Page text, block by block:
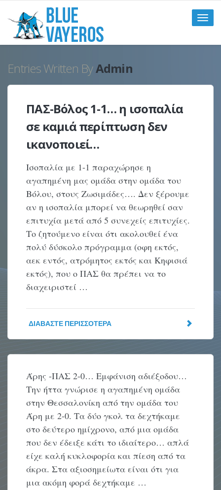
Toggle
Entries Written ByAdmin
ΠΑΣ-Βόλος 1-1… η ισοπαλία
σε καμιά περίπτωση δεν
ικανοποιεί…
Ισοπαλία με 1-1 παραχώρησε η
αγαπημένη μας ομάδα στην ομάδα του
Βόλου, στους Ζωσιμάδες…. Δεν ξέρουμε
αν η ισοπαλία μπορεί να θεωρηθεί σαν
επιτυχία μετά από 5 συνεχείς επιτυχίες.
Το ζητούμενο είναι ότι ακολουθεί ένα
πολύ δύσκολο πρόγραμμα (οφη εκτός,
αεκ εντός, ατρόμητος εκτός και Κηφισιά
εκτός), που ο ΠΑΣ θα πρέπει να το
διαχειριστεί …
ΔΙΑΒΆΣΤΕ ΠΕΡΙΣΣΌΤΕΡΑ
Άρης -ΠΑΣ 2-0… Εμφάνιση αδιέξοδου…
Την ήττα γνώρισε η αγαπημένη ομάδα
στην Θεσσαλονίκη από την ομάδα του
Άρη με 2-0. Τα δύο γκολ τα δεχτήκαμε
στο δεύτερο ημίχρονο, από μια ομάδα
που δεν έδειξε κάτι το ιδιαίτερο… απλά
είχε καλή κυκλοφορία και πίεση από τα
άκρα. Στα αξιοσημείωτα είναι ότι για
μια ακόμη φορά δεχτήκαμε …